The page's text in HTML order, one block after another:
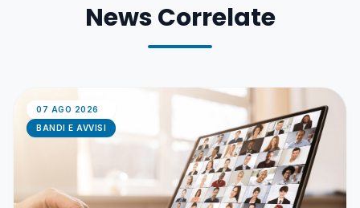
News Correlate
07 AGO 2026
BANDI E AVVISI